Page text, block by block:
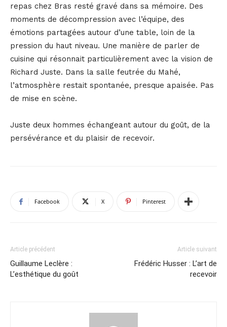
repas chez Bras resté gravé dans sa mémoire. Des
moments de décompression avec l’équipe, des
émotions partagées autour d’une table, loin de la
pression du haut niveau. Une manière de parler de
cuisine qui résonnait particulièrement avec la vision de
Richard Juste. Dans la salle feutrée du Mahé,
l’atmosphère restait spontanée, presque apaisée. Pas
de mise en scène.
Juste deux hommes échangeant autour du goût, de la
persévérance et du plaisir de recevoir.
Facebook X Pinterest
Article précédent
Guillaume Leclère :
L’esthétique du goût
Article suivant
Frédéric Husser : L’art de
recevoir